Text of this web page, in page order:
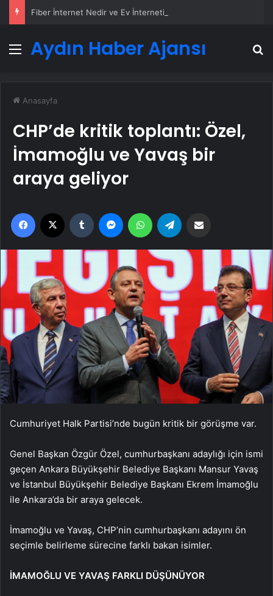
Fiber İnternet Nedir ve Ev İnterneti Nasıl Seçilir
Menü
Aydın Haber Ajansı
Anasayfa
CHP’de kritik toplantı: Özel,
İmamoğlu ve Yavaş bir
araya geliyor
Facebook Tumblr MessengerWhatsApp
Cumhuriyet Halk Partisi’nde bugün kritik bir görüşme var.
Genel Başkan Özgür Özel, cumhurbaşkanı adaylığı için ismi
geçen Ankara Büyükşehir Belediye Başkanı Mansur Yavaş
ve İstanbul Büyükşehir Belediye Başkanı Ekrem İmamoğlu
ile Ankara’da bir araya gelecek.
İmamoğlu ve Yavaş, CHP’nin cumhurbaşkanı adayını ön
seçimle belirleme sürecine farklı bakan isimler.
İMAMOĞLU VE YAVAŞ FARKLI DÜŞÜNÜYOR